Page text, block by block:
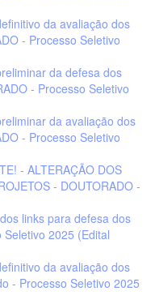
da avaliação dos
- Processo Seletivo
da defesa dos
- Processo Seletivo
da avaliação dos
- Processo Seletivo
- ALTERAÇÃO DOS
- DOUTORADO -
links para defesa dos
2025 (Edital
da avaliação dos
- Processo Seletivo 2025